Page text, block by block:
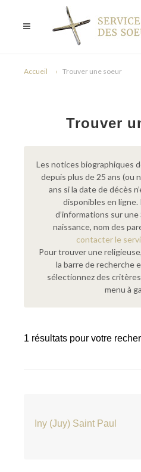
Accueil Trouver une soeur
Trouver
Les notices biographiques
depuis plus de 25 ans (ou
ans si la date de décès
disponibles en
d’informations sur
naissance, nom des
contacter le
Pour trouver une
la barre de recherche
sélectionnez des
menu à
1 résultats pour votre
Iny (Juy) Saint Paul